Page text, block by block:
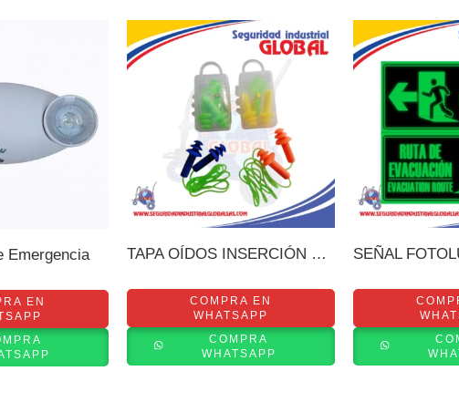
Emergencia
EN
TAPA OÍDOS INSERCIÓN SILICONA
COMPRA EN
WHATSAPP
COMPRA
WHATSAPP
SEÑAL